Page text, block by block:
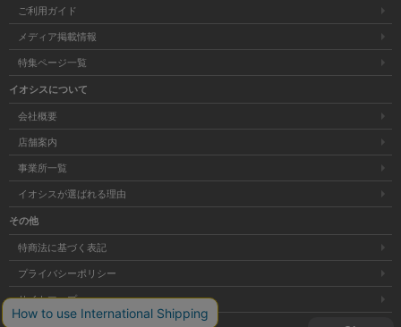
ご利用ガイド
メディア掲載情報
特集ページ一覧
イオシスについて
会社概要
店舗案内
事業所一覧
イオシスが選ばれる理由
その他
特商法に基づく表記
プライバシーポリシー
サイトマップ